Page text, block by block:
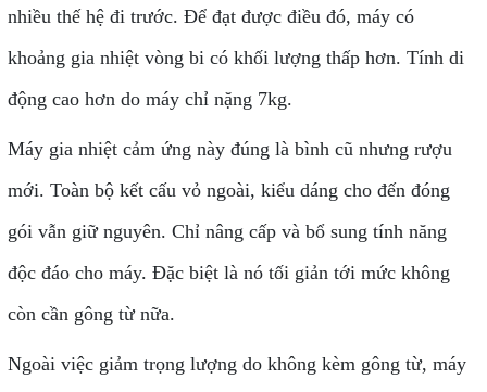
nhiều thế hệ đi trước. Để đạt được điều đó, máy có
khoảng gia nhiệt vòng bi có khối lượng thấp hơn. Tính di
động cao hơn do máy chỉ nặng 7kg.​
Máy gia nhiệt cảm ứng này đúng là bình cũ nhưng rượu
mới. Toàn bộ kết cấu vỏ ngoài, kiểu dáng cho đến đóng
gói vẫn giữ nguyên. Chỉ nâng cấp và bổ sung tính năng
độc đáo cho máy. Đặc biệt là nó tối giản tới mức không
còn cần gông từ nữa.
Ngoài việc giảm trọng lượng do không kèm gông từ, máy